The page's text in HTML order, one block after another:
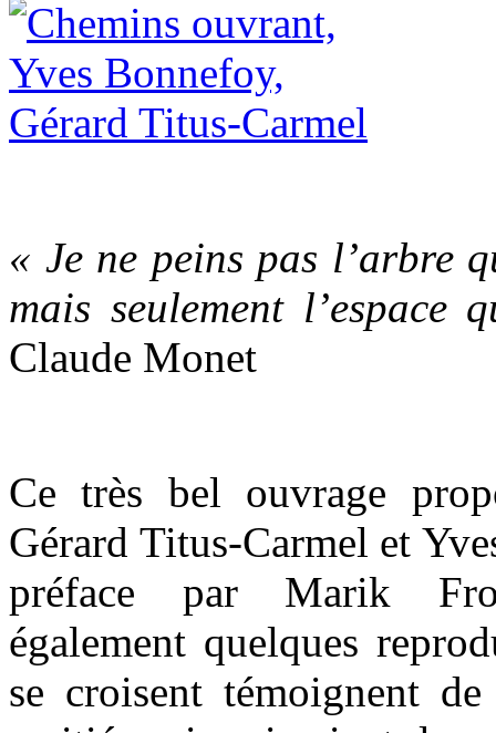
« Je ne peins pas l’arbre
mais seulement l’espace
Claude Monet
Ce très bel ouvrage
Gérard Titus-Carmel et
préface par Marik
également quelques
se croisent témoignent